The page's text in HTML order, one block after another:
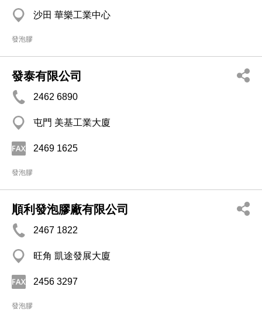
沙田 華樂工業中心
發泡膠
發泰有限公司
2462 6890
屯門 美基工業大廈
2469 1625
發泡膠
順利發泡膠廠有限公司
2467 1822
旺角 凱途發展大廈
2456 3297
發泡膠